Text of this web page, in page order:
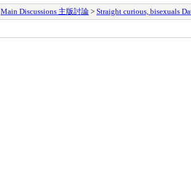
Main Discussions 主版討論 > Straight curious, bisexuals